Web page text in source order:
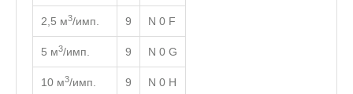
2,5 м3/имп. 9 N 0 F
5 м3/имп. 9 N 0 G
10 м3/имп. 9 N 0 H